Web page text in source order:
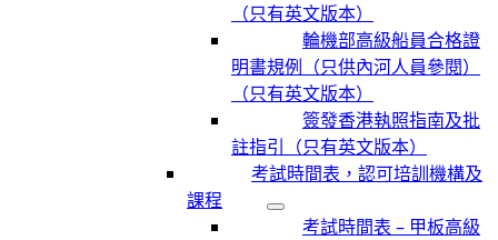
（只有英文版本）
輪機部高級船員合格證
明書規例（只供內河人員參閱）
（只有英文版本）
簽發香港執照指南及批
註指引（只有英文版本）
考試時間表，認可培訓機構及
課程
考試時間表 – 甲板高級